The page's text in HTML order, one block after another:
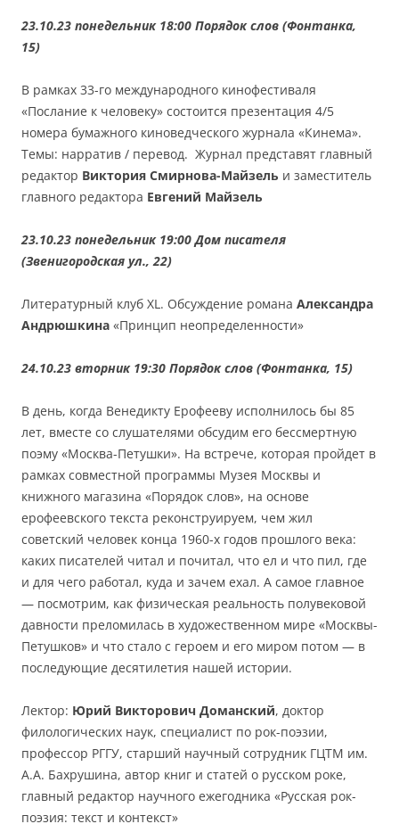
23.10.23 понедельник 18:00 Порядок слов (Фонтанка,
15)
В рамках 33-го международного кинофестиваля
«Послание к человеку» состоится презентация 4/5
номера бумажного киноведческого журнала «Кинема».
Темы: нарратив / перевод. Журнал представят главный
редактор Виктория Смирнова-Майзель и заместитель
главного редактора Евгений Майзель
23.10.23 понедельник 19:00 Дом писателя
(Звенигородская ул., 22)
Литературный клуб XL. Обсуждение романа Александра
Андрюшкина «Принцип неопределенности»
24.10.23 вторник 19:30 Порядок слов (Фонтанка, 15)
В день, когда Венедикту Ерофееву исполнилось бы 85
лет, вместе со слушателями обсудим его бессмертную
поэму «Москва-Петушки». На встрече, которая пройдет в
рамках совместной программы Музея Москвы и
книжного магазина «Порядок слов», на основе
ерофеевского текста реконструируем, чем жил
советский человек конца 1960-х годов прошлого века:
каких писателей читал и почитал, что ел и что пил, где
и для чего работал, куда и зачем ехал. А самое главное
— посмотрим, как физическая реальность полувековой
давности преломилась в художественном мире «Москвы-
Петушков» и что стало с героем и его миром потом — в
последующие десятилетия нашей истории.
Лектор: Юрий Викторович Доманский, доктор
филологических наук, специалист по рок-поэзии,
профессор РГГУ, старший научный сотрудник ГЦТМ им.
А.А. Бахрушина, автор книг и статей о русском роке,
главный редактор научного ежегодника «Русская рок-
поэзия: текст и контекст»